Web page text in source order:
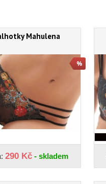
Mahulena
290 Kč - skladem